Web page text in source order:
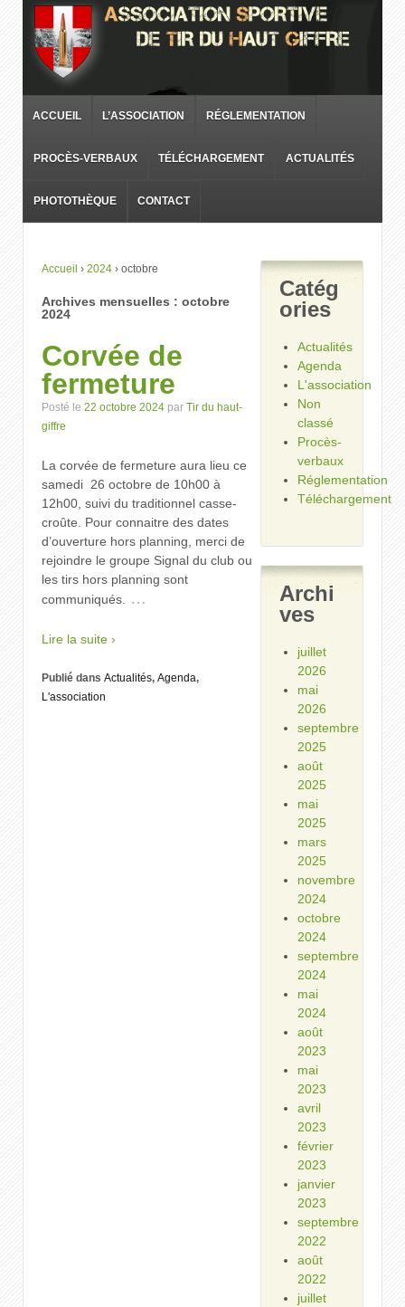
ACCUEIL L’ASSOCIATION RÉGLEMENTATION
PROCÈS-VERBAUX TÉLÉCHARGEMENT ACTUALITÉS
PHOTOTHÈQUE CONTACT
Accueil › 2024 › octobre
Archives mensuelles : octobre
2024
Corvée de
fermeture
Posté le 22 octobre 2024 par Tir du haut-
giffre
La corvée de fermeture aura lieu ce
samedi 26 octobre de 10h00 à
12h00, suivi du traditionnel casse-
croûte. Pour connaitre des dates
d’ouverture hors planning, merci de
rejoindre le groupe Signal du club ou
les tirs hors planning sont
communiqués. …
Lire la suite ›
Publié dans Actualités, Agenda,
L'association
Catég
ories
Actualités
Agenda
L'association
Non
classé
Procès-
verbaux
Réglementation
Téléchargement
Archi
ves
juillet
2026
mai
2026
septembre
2025
août
2025
mai
2025
mars
2025
novembre
2024
octobre
2024
septembre
2024
mai
2024
août
2023
mai
2023
avril
2023
février
2023
janvier
2023
septembre
2022
août
2022
juillet